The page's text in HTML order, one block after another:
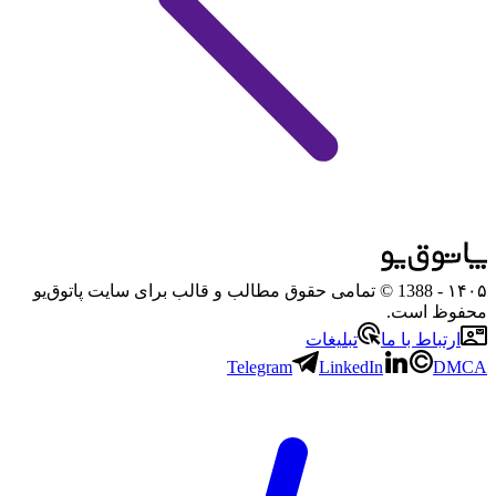
۱۴۰۵
- 1388 © تمامی حقوق مطالب و قالب برای سایت پاتوق‌یو
محفوظ است.
ارتباط با ما
تبلیغات
Telegram
LinkedIn DMCA